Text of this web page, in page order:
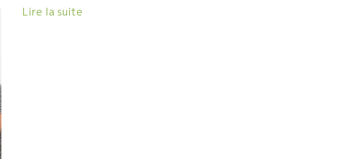
良い砂状地質。 この条件下の中で、恐ろしい程のキリっ
Lire la suite